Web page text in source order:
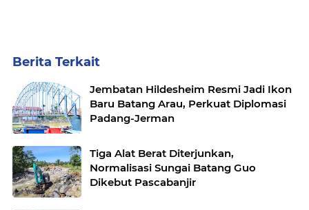
Berita Terkait
Jembatan Hildesheim Resmi Jadi Ikon
Baru Batang Arau, Perkuat Diplomasi
Padang-Jerman
Tiga Alat Berat Diterjunkan,
Normalisasi Sungai Batang Guo
Dikebut Pascabanjir